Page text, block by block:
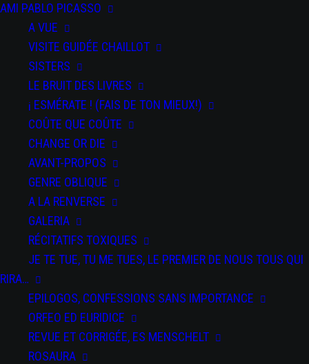
AMI PABLO PICASSO
A VUE
VISITE GUIDÉE CHAILLOT
SISTERS
LE BRUIT DES LIVRES
¡ ESMÉRATE ! (FAIS DE TON MIEUX!)
COÛTE QUE COÛTE
CHANGE OR DIE
AVANT-PROPOS
GENRE OBLIQUE
A LA RENVERSE
GALERIA
RÉCITATIFS TOXIQUES
JE TE TUE, TU ME TUES, LE PREMIER DE NOUS TOUS QUI
RIRA…
EPILOGOS, CONFESSIONS SANS IMPORTANCE
ORFEO ED EURIDICE
REVUE ET CORRIGÉE, ES MENSCHELT
ROSAURA
Festival Kidanse - L'Échangeur CDCN de Château-Thierry
DU 02 AU 03 AVR 2026
DU 09 AU 11 AVR 2026
Auditorium Jean-Pierre Miquel - Ville de Vincennes
DU 12 AU 13 AVR 2026
Centre des Bords de Marne - Le Perreux-sur-Marne